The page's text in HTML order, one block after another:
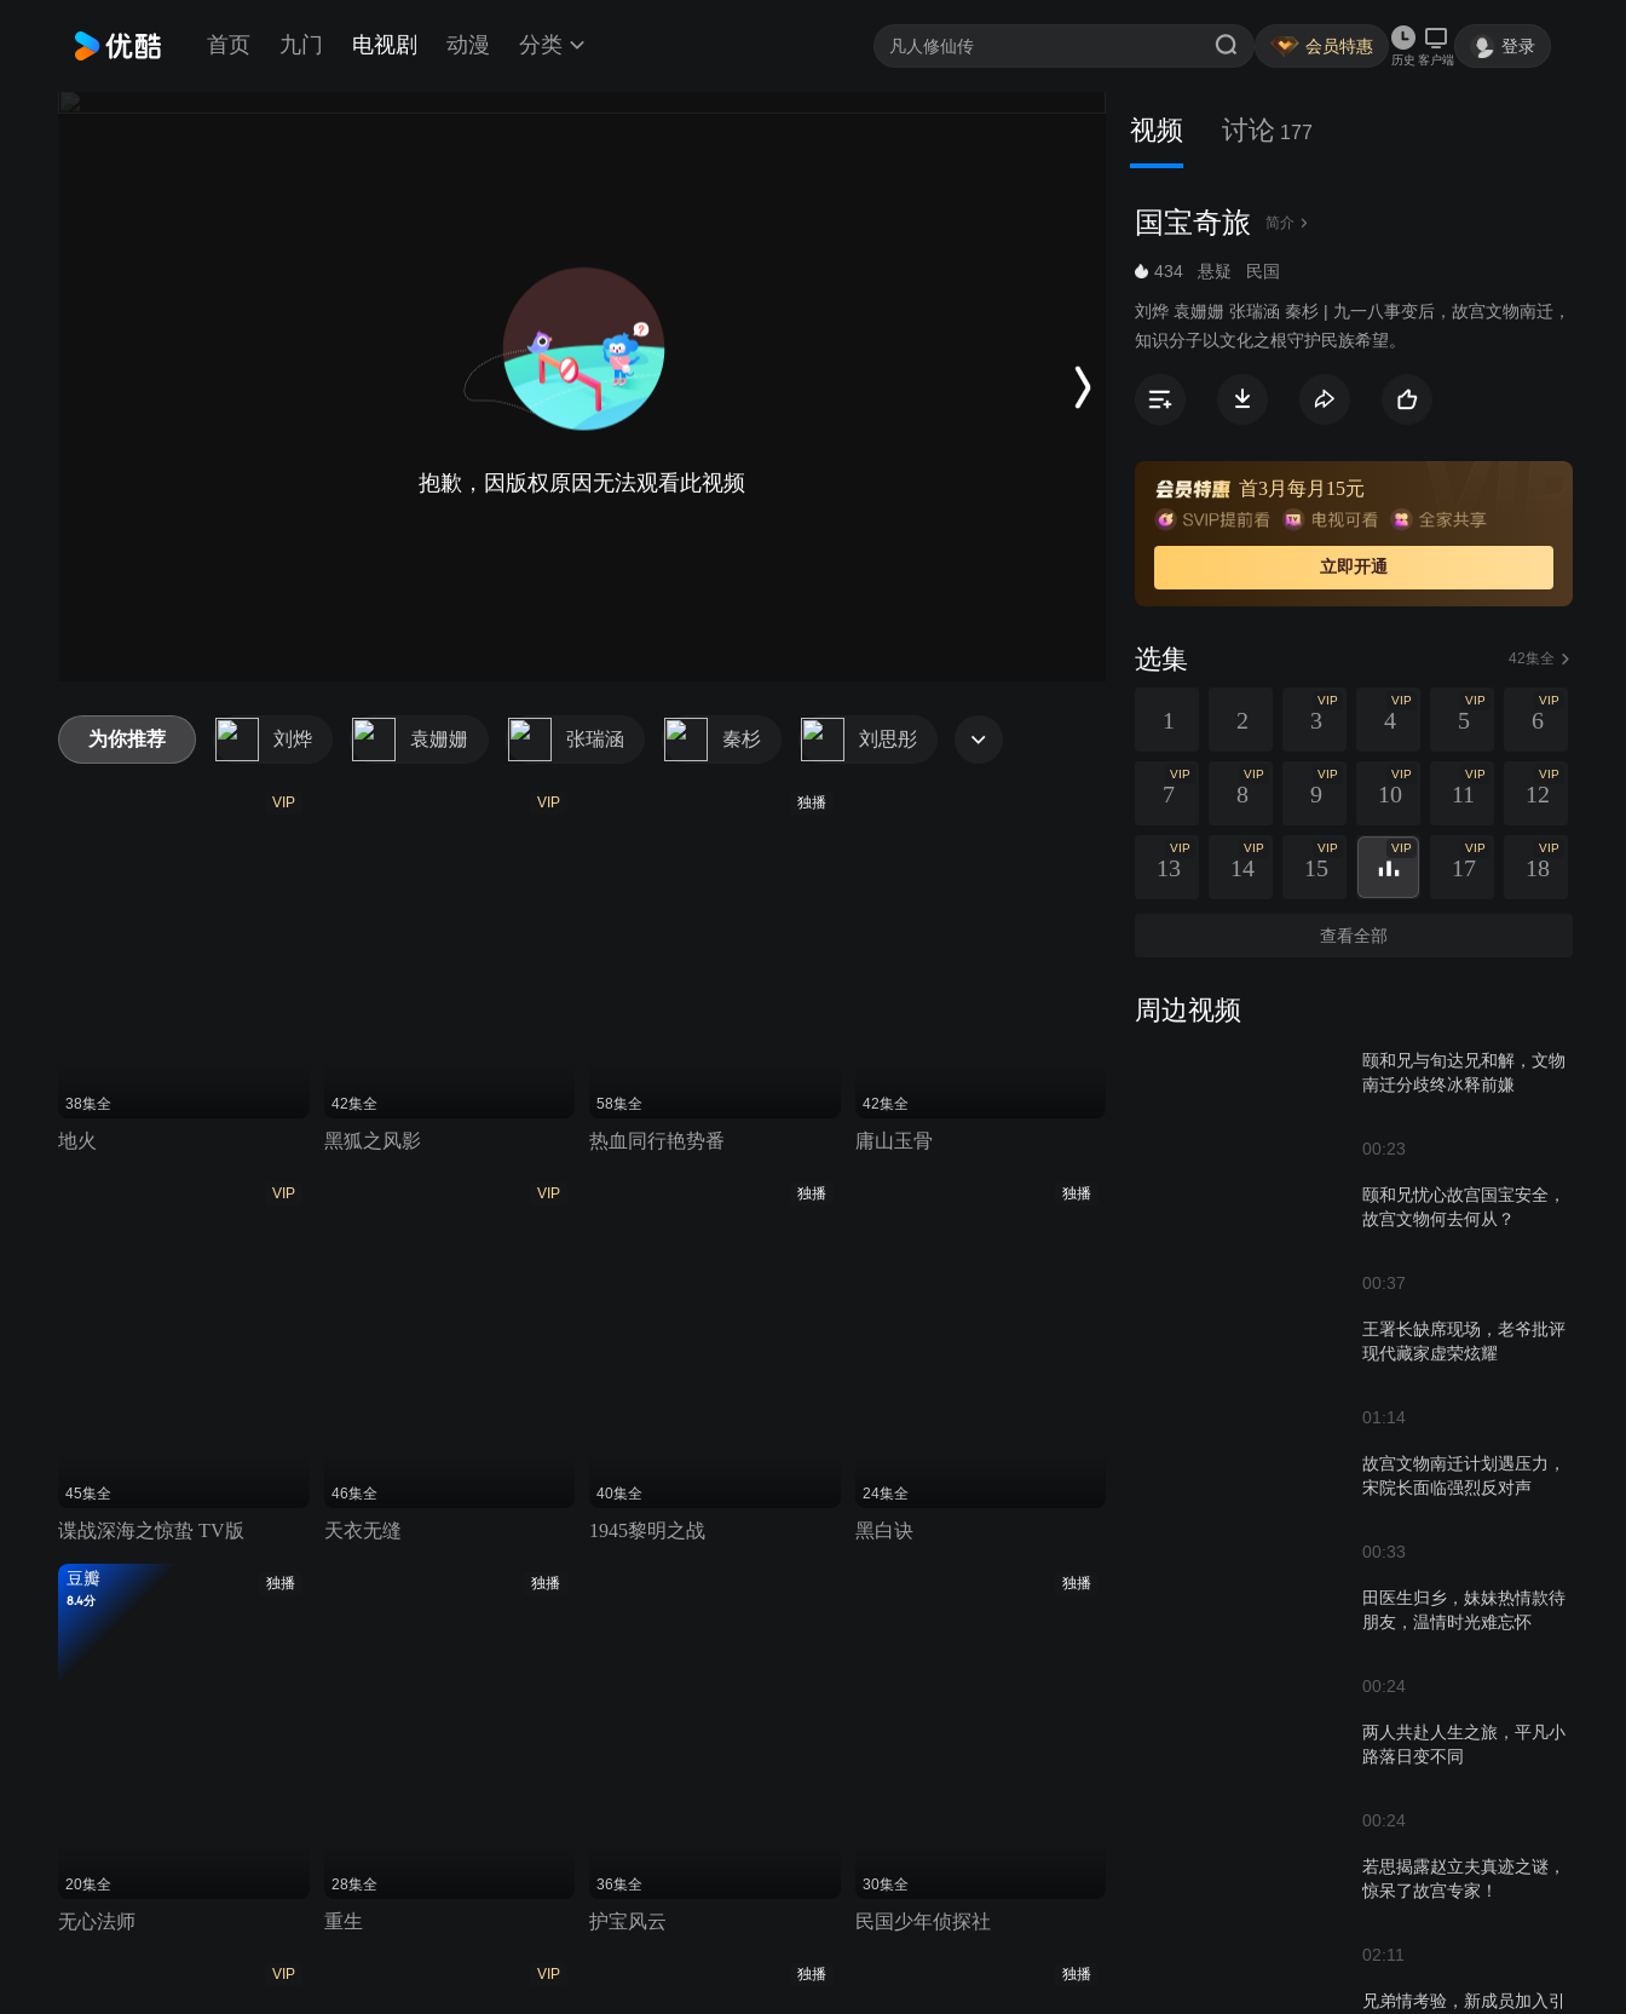
首页 九门 电视剧 动漫 分类 会员特惠
历史 客户端
登录
抱歉，因版权原因无法观看此视频
视频 讨论 177
国宝奇旅 简介
434 悬疑 民国
刘烨 袁姗姗 张瑞涵 秦杉 | 九一八事变后，故宫文物南迁，
知识分子以文化之根守护民族希望。
首3月每月15元
立即开通
选集 42集全
1 2
VIP
3
VIP
4
VIP
5
VIP
6
VIP
7
VIP
8
VIP
9
VIP
10
VIP
11
VIP
12
VIP
13
VIP
14
VIP
15
VIP VIP
17
VIP
18
查看全部
周边视频
颐和兄与旬达兄和解，文物
南迁分歧终冰释前嫌
00:23
颐和兄忧心故宫国宝安全，
故宫文物何去何从？
00:37
王署长缺席现场，老爷批评
现代藏家虚荣炫耀
01:14
故宫文物南迁计划遇压力，
宋院长面临强烈反对声
00:33
田医生归乡，妹妹热情款待
朋友，温情时光难忘怀
00:24
两人共赴人生之旅，平凡小
路落日变不同
00:24
若思揭露赵立夫真迹之谜，
惊呆了故宫专家！
02:11
兄弟情考验，新成员加入引
为你推荐 刘烨 袁姗姗 张瑞涵 秦杉 刘思彤
VIP
38集全
地火
VIP
42集全
黑狐之风影
独播
58集全
热血同行艳势番
42集全
庸山玉骨
VIP
45集全
谍战深海之惊蛰 TV版
VIP
46集全
天衣无缝
独播
40集全
1945黎明之战
独播
24集全
黑白诀
独播
豆瓣
8.4分
20集全
无心法师
独播
28集全
重生
36集全
护宝风云
独播
30集全
民国少年侦探社
VIP VIP 独播 独播